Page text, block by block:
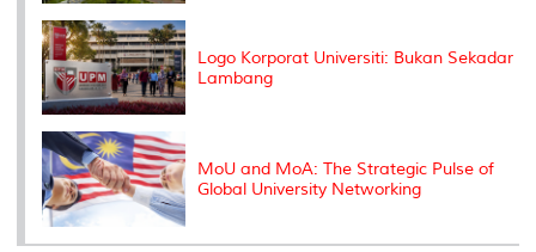
Logo Korporat Universiti: Bukan Sekadar
Lambang
MoU and MoA: The Strategic Pulse of
Global University Networking